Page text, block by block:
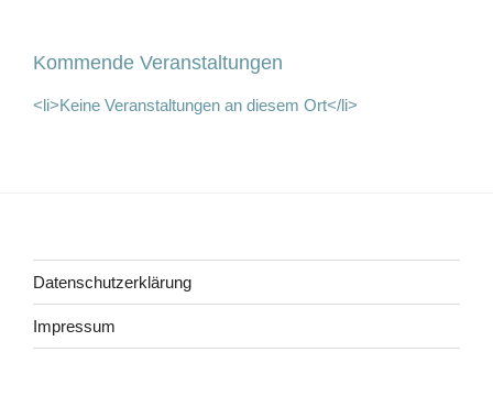
Kommende Veranstaltungen
<li>Keine Veranstaltungen an diesem Ort</li>
Datenschutzerklärung
Impressum